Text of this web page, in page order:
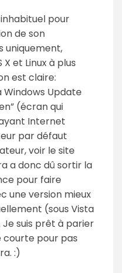
pour
de son
uniquement,
et Linux à plus
est claire:
Update
(écran qui
Internet
par défaut
voir le site
a donc dû sortir la
pour faire
une version mieux
(sous Vista
suis prêt à parier
courte pour pas
:)